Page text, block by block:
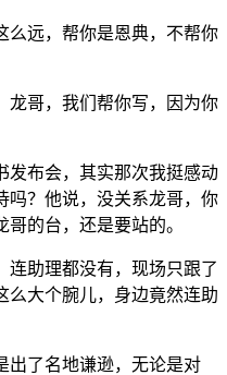
么远，帮你是恩典，不帮你
龙哥，我们帮你写，因为你
发布会，其实那次我挺感动
吗？他说，没关系龙哥，你
的台，还是要站的。
连助理都没有，现场只跟了
么大个腕儿，身边竟然连助
出了名地谦逊，无论是对